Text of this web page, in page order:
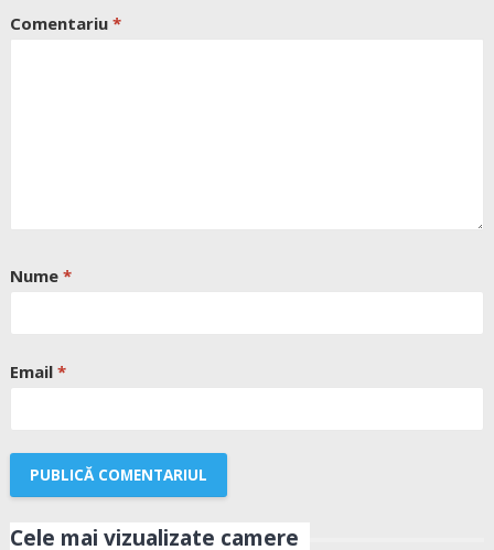
Comentariu *
Nume *
Email *
Cele mai vizualizate camere